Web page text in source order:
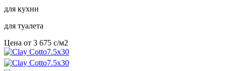
для кухни
для туалета
Цена от 3 675 c/м2